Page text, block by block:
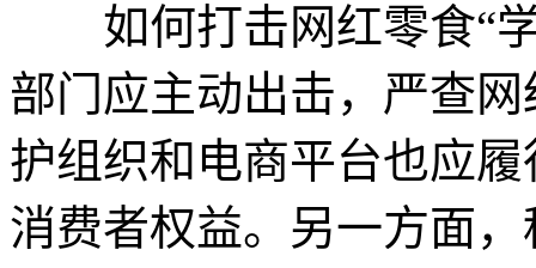
如何打击网红零食“学
部门应主动出击，严查
护组织和电商平台也应
消费者权益。另一方面